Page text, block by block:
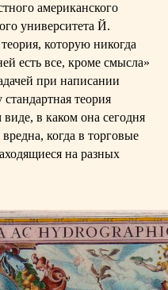
американского
университета Й.
которую никогда
есть все, кроме смысла»
при написании
теория
в каком она сегодня
когда в торговые
на разных